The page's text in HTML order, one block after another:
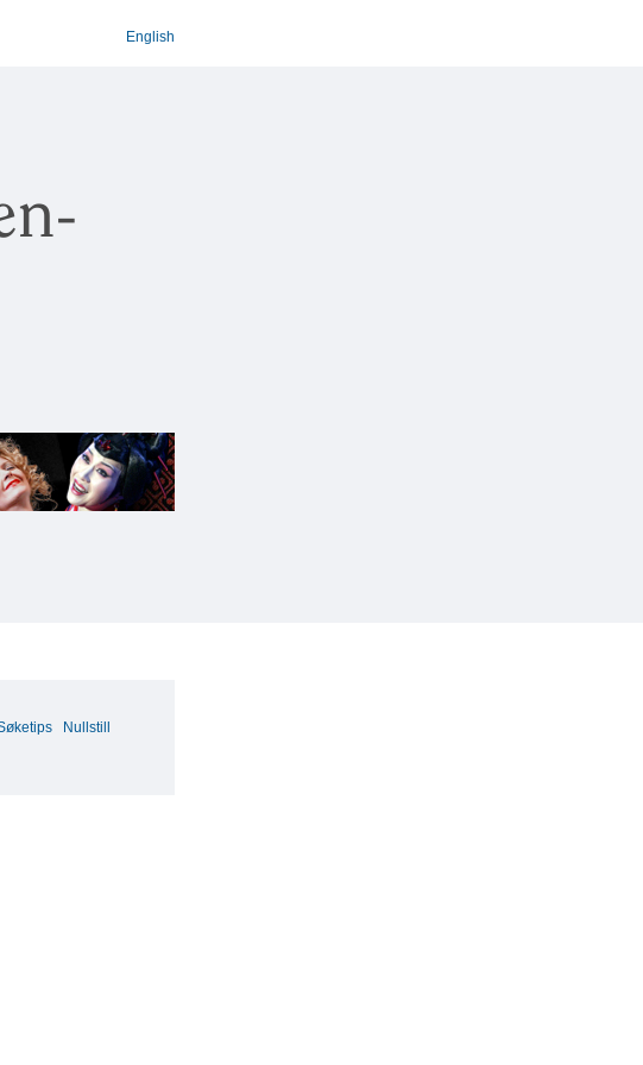
English
Nullstill